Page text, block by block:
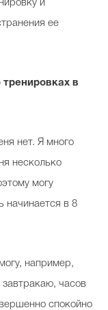
и
ее
в
нет. Я много
несколько
могу
начинается в 8
например,
завтракаю, часов
спокойно